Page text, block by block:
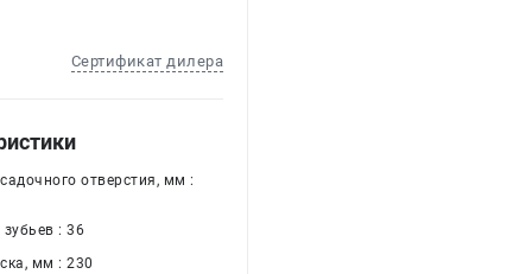
Сертификат дилера
отверстия, мм :
: 36
мм : 230